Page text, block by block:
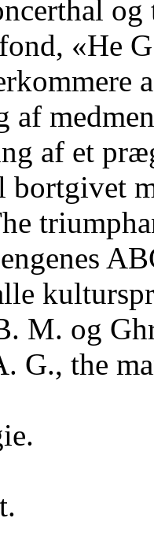
og
«He
af et
bortgivet
M. og
G., the